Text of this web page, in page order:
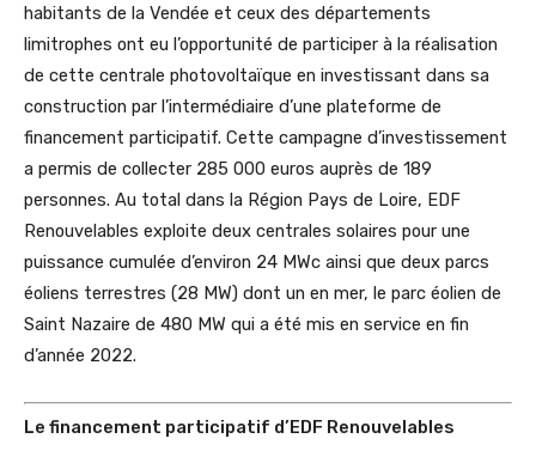
habitants de la Vendée et ceux des départements
limitrophes ont eu l’opportunité de participer à la réalisation
de cette centrale photovoltaïque en investissant dans sa
construction par l’intermédiaire d’une plateforme de
financement participatif. Cette campagne d’investissement
a permis de collecter 285 000 euros auprès de 189
personnes. Au total dans la Région Pays de Loire, EDF
Renouvelables exploite deux centrales solaires pour une
puissance cumulée d’environ 24 MWc ainsi que deux parcs
éoliens terrestres (28 MW) dont un en mer, le parc éolien de
Saint Nazaire de 480 MW qui a été mis en service en fin
d’année 2022.
Le financement participatif d’EDF Renouvelables